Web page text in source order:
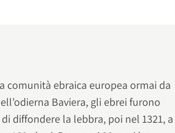
comunità ebraica europea ormai da
Baviera, gli ebrei furono
diffondere la lebbra, poi nel 1321, a